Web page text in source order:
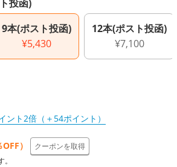
投函)
9本(ポスト投函)
¥5,430
12本(ポスト投函)
¥7,100
ント2倍（＋54ポイント）
）
クーポンを取得